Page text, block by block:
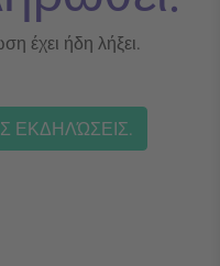
έχει ήδη λήξει.
ΕΚΔΗΛΏΣΕΙΣ.